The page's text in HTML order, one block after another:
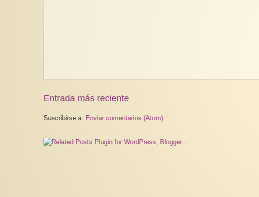
Entrada más reciente
Suscribirse a: Enviar comentarios (Atom)